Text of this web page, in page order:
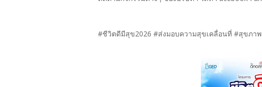
#ชีวิตดีมีสุข2026 #ส่งมอบความสุขเคลื่อนที่ #สุขภา